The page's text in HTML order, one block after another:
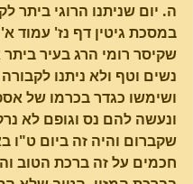
ה. יום שניתנו הרוגי ביתר
במסכת גיטין דף נז' עמוד
שקיסר רומי הרג בעיר
נשים וטף ולא ניתנו
ושימשו כגדר בכרמו של
ונעשה להם נס וגופם לא
שקברום והיה זה ביום ט"ו
חכמים על זה ברכת הטוב